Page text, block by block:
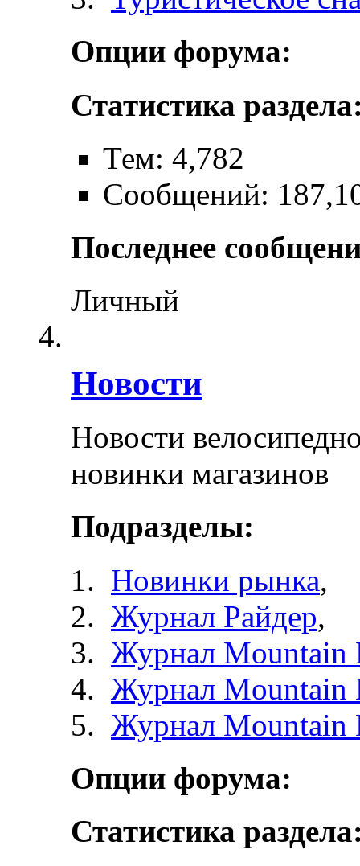
Опции форума:
Статистика
Тем: 4,782
Сообщений:
Последнее
Личный
Новости
Новости
новинки магазинов
Подразделы:
Новинки рынка,
Журнал Райдер,
Журнал Mountain
Журнал Mountain
Журнал Mountain
Опции форума:
Статистика